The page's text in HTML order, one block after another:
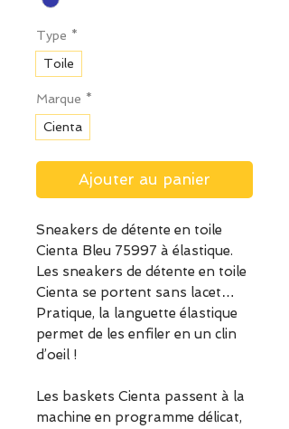
Type *
Toile
Marque *
Cienta
Ajouter au panier
Sneakers de détente en toile
Cienta Bleu 75997 à élastique.
Les sneakers de détente en toile
Cienta se portent sans lacet…
Pratique, la languette élastique
permet de les enfiler en un clin
d’oeil !
Les baskets Cienta passent à la
machine en programme délicat,